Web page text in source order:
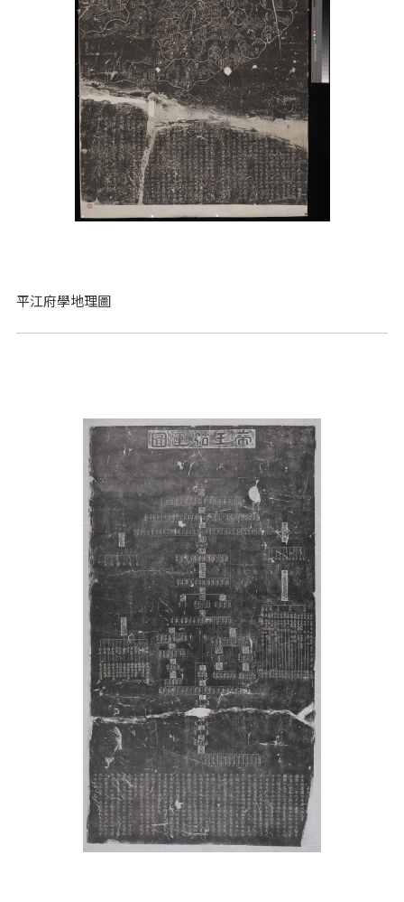
平江府學地理圖